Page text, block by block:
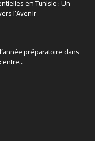
en Tunisie : Un
l’Avenir
préparatoire dans